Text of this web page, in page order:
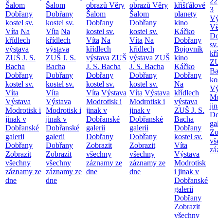
Šalom
Dobřany
kostel sv.
Víta Na
křídlech
výstava
ZUŠ J. S.
Bacha
Dobřany
kostel sv.
Víta
Výstava
Modrotisk i
jinak v
Dobřanské
galerii
Dobřany
Zobrazit
všechny
záznamy ze
dne
Šalom
Dobřany
kostel sv.
Víta Na
křídlech
výstava
ZUŠ J. S.
Bacha
Dobřany
kostel sv.
Víta
Výstava
Modrotisk i
jinak v
Dobřanské
galerii
Dobřany
Zobrazit
všechny
záznamy ze
dne
obrazů Věry
Šalom
Dobřany
kostel sv.
Víta Na
křídlech
výstava ZUŠ
J. S. Bacha
Dobřany
kostel sv.
Víta Výstava
Modrotisk i
jinak v
Dobřanské
galerii
Dobřany
Zobrazit
všechny
záznamy ze
dne
obrazů Věry
Šalom
Dobřany
kostel sv.
Víta Na
křídlech
výstava ZUŠ
J. S. Bacha
Dobřany
kostel sv.
Víta Výstava
Modrotisk i
jinak v
Dobřanské
galerii
Dobřany
Zobrazit
všechny
záznamy ze
dne
křišťálové
planety
kino
Káčko
Dobřany
Bojovník
kino
Káčko
Dobřany
Na
křídlech
výstava
ZUŠ J. S.
Bacha
Dobřany
kostel sv.
Víta
Výstava
Modrotisk
i jinak v
Dobřanské
galerii
Dobřany
Zobrazit
všechny
3